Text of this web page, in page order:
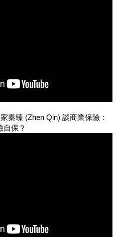
秦臻 (Zhen Qin) 談商業保險：
自保？